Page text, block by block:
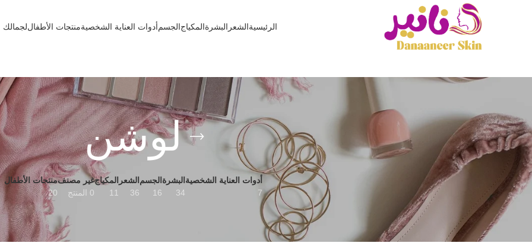
الرئيسيةالشعر البشرةالمكياجالجسمأدوات العناية الشخصيةمنتجات الأطفاللجمالك
لوشن
أدوات العناية الشخصية
7
البشرة
34
الجسم
16
الشعر
36
المكياج
11
غير مصنف
0 المنتج
منتجات الأطفال
20